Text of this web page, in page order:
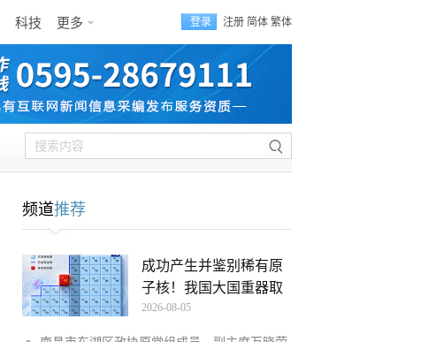
科技 更多 登录 注册 简体 繁体
频道推荐
成功产生并鉴别稀有原
子核！我国大国重器取
2026-08-05